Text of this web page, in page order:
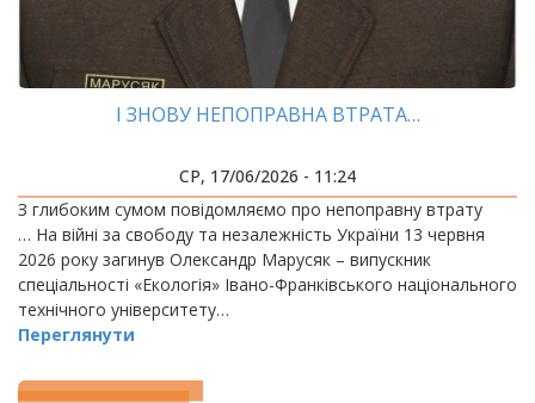
І ЗНОВУ НЕПОПРАВНА ВТРАТА…
СР, 17/06/2026 - 11:24
З глибоким сумом повідомляємо про непоправну втрату
… На війні за свободу та незалежність України 13 червня
2026 року загинув Олександр Марусяк – випускник
спеціальності «Екологія» Івано-Франківського національного
технічного університету…
Переглянути